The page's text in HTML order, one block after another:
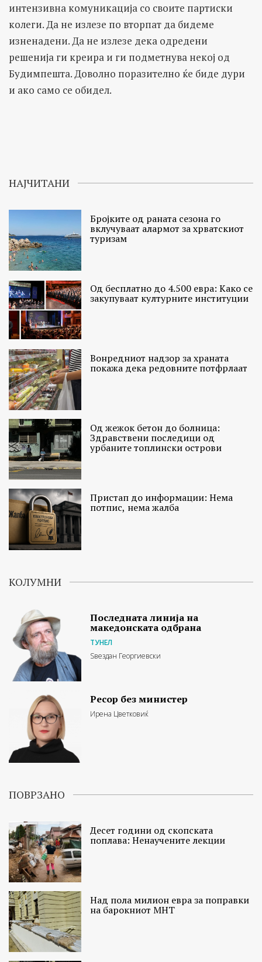
интензивна комуникација со своите партиски
колеги. Да не излезе по вторпат да бидеме
изненадени. Да не излезе дека одредени
решенија ги креира и ги подметнува некој од
Будимпешта. Доволно поразително ќе биде дури
и ако само се обидел.
НАЈЧИТАНИ
Бројките од раната сезона го
вклучуваат алармот за хрватскиот
туризам
Од бесплатно до 4.500 евра: Како се
закупуваат културните институции
Вонредниот надзор за храната
покажа дека редовните потфрлаат
Од жежок бетон до болница:
Здравствени последици од
урбаните топлински острови
Пристап до информации: Нема
потпис, нема жалба
КОЛУМНИ
Последната линија на
македонската одбрана
ТУНЕЛ
Ѕвездан Георгиевски
Ресор без министер
Ирена Цветковиќ
ПОВРЗАНО
Десет години од скопската
поплава: Ненаучените лекции
Над пола милион евра за поправки
на барокниот МНТ